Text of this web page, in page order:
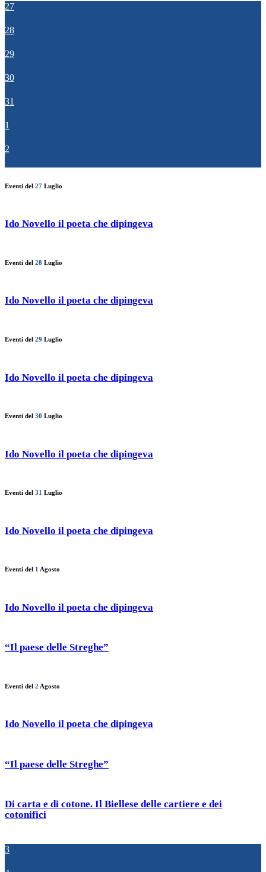
27
28
29
30
31
1
2
Eventi del 27 Luglio
Ido Novello il poeta che dipingeva
Eventi del 28 Luglio
Ido Novello il poeta che dipingeva
Eventi del 29 Luglio
Ido Novello il poeta che dipingeva
Eventi del 30 Luglio
Ido Novello il poeta che dipingeva
Eventi del 31 Luglio
Ido Novello il poeta che dipingeva
Eventi del 1 Agosto
Ido Novello il poeta che dipingeva
“Il paese delle Streghe”
Eventi del 2 Agosto
Ido Novello il poeta che dipingeva
“Il paese delle Streghe”
Di carta e di cotone. Il Biellese delle cartiere e dei
cotonifici
3